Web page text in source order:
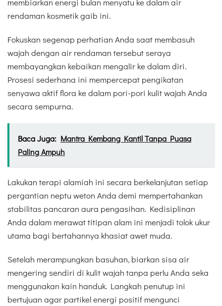
rendaman kosmetik gaib ini.
Fokuskan segenap perhatian Anda saat membasuh
wajah dengan air rendaman tersebut seraya
membayangkan kebaikan mengalir ke dalam diri.
Prosesi sederhana ini mempercepat pengikatan
senyawa aktif flora ke dalam pori-pori kulit wajah Anda
secara sempurna.
Baca Juga: Mantra Kembang Kantil Tanpa Puasa
Paling Ampuh
Lakukan terapi alamiah ini secara berkelanjutan setiap
pergantian neptu weton Anda demi mempertahankan
stabilitas pancaran aura pengasihan. Kedisiplinan
Anda dalam merawat titipan alam ini menjadi tolok ukur
utama bagi bertahannya khasiat awet muda.
Setelah merampungkan basuhan, biarkan sisa air
mengering sendiri di kulit wajah tanpa perlu Anda seka
menggunakan kain handuk. Langkah penutup ini
bertujuan agar partikel energi positif mengunci